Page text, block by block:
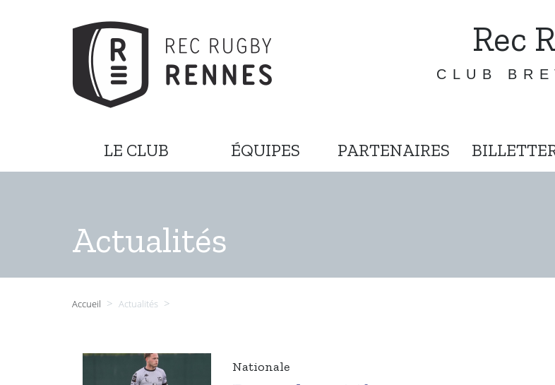
Rec
CLUB
LE CLUB ÉQUIPES PARTENAIRES
Actualités
Accueil > Actualités >
Nationale